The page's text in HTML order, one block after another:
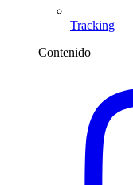
Tracking
Contenido